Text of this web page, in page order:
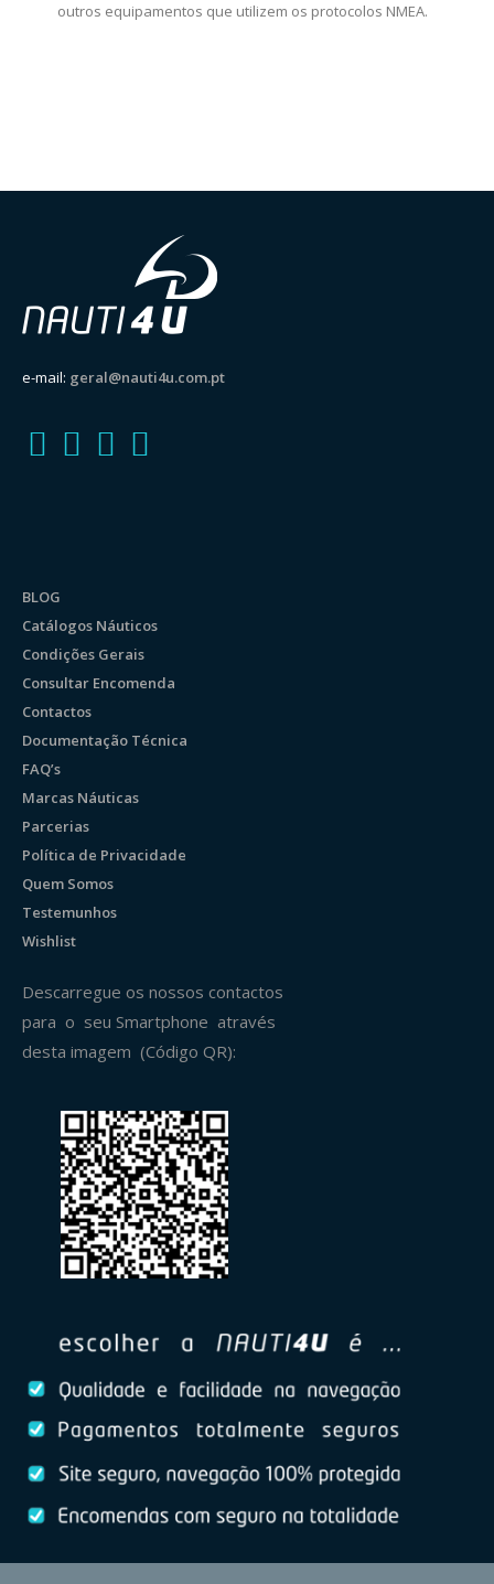
outros equipamentos que utilizem os protocolos NMEA.
e-mail: geral@nauti4u.com.pt
BLOG
Catálogos Náuticos
Condições Gerais
Consultar Encomenda
Contactos
Documentação Técnica
FAQ’s
Marcas Náuticas
Parcerias
Política de Privacidade
Quem Somos
Testemunhos
Wishlist
Descarregue os nossos contactos
para o seu Smartphone através
desta imagem (Código QR):